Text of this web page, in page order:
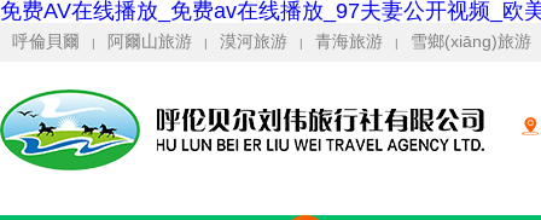
免费AV在线播放_免费av在线播放_97夫妻公开视频_欧
呼倫貝爾 | 阿爾山旅游 | 漠河旅游 | 青海旅游 | 雪鄉(xiāng)旅游